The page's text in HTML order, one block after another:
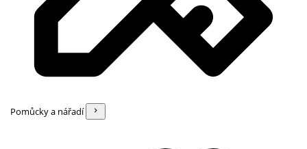
Pomůcky a nářadí